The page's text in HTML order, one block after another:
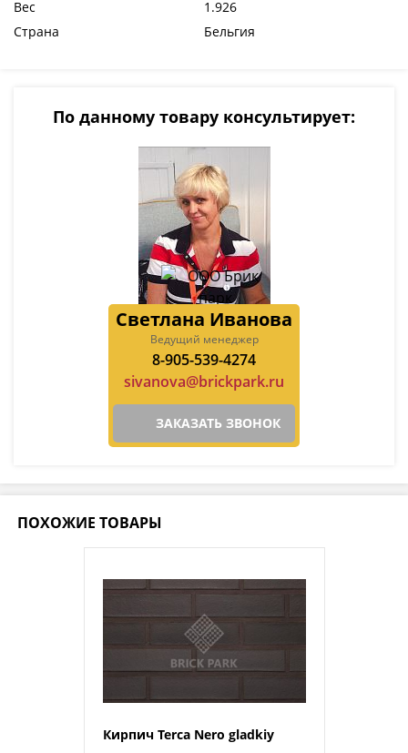
Вес
1.926
Страна
Бельгия
По данному товару консультирует:
Светлана Иванова
Ведущий менеджер
8-905-539-4274
sivanova@brickpark.ru
ЗАКАЗАТЬ ЗВОНОК
ПОХОЖИЕ ТОВАРЫ
Кирпич Terca Nero gladkiy